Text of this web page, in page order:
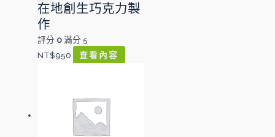
在地創生巧克力製
作
評分0滿分 5
NT$950 查看內容